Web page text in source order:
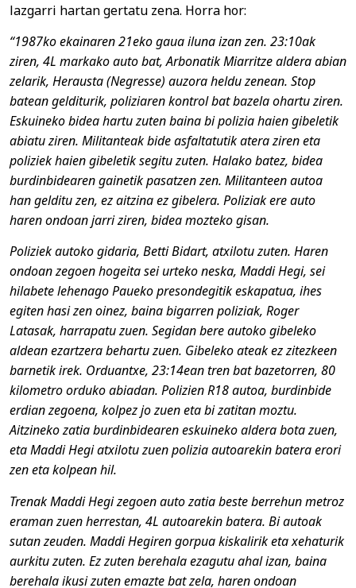
lazgarri hartan gertatu zena. Horra hor:
“1987ko ekainaren 21eko gaua iluna izan zen. 23:10ak
ziren, 4L markako auto bat, Arbonatik Miarritze aldera abian
zelarik, Herausta (Negresse) auzora heldu zenean. Stop
batean gelditurik, poliziaren kontrol bat bazela ohartu ziren.
Eskuineko bidea hartu zuten baina bi polizia haien gibeletik
abiatu ziren. Militanteak bide asfaltatutik atera ziren eta
poliziek haien gibeletik segitu zuten. Halako batez, bidea
burdinbidearen gainetik pasatzen zen. Militanteen autoa
han gelditu zen, ez aitzina ez gibelera. Poliziak ere auto
haren ondoan jarri ziren, bidea mozteko gisan.
Poliziek autoko gidaria, Betti Bidart, atxilotu zuten. Haren
ondoan zegoen hogeita sei urteko neska, Maddi Hegi, sei
hilabete lehenago Paueko presondegitik eskapatua, ihes
egiten hasi zen oinez, baina bigarren poliziak, Roger
Latasak, harrapatu zuen. Segidan bere autoko gibeleko
aldean ezartzera behartu zuen. Gibeleko ateak ez zitezkeen
barnetik irek. Orduantxe, 23:14ean tren bat bazetorren, 80
kilometro orduko abiadan. Polizien R18 autoa, burdinbide
erdian zegoena, kolpez jo zuen eta bi zatitan moztu.
Aitzineko zatia burdinbidearen eskuineko aldera bota zuen,
eta Maddi Hegi atxilotu zuen polizia autoarekin batera erori
zen eta kolpean hil.
Trenak Maddi Hegi zegoen auto zatia beste berrehun metroz
eraman zuen herrestan, 4L autoarekin batera. Bi autoak
sutan zeuden. Maddi Hegiren gorpua kiskalirik eta xehaturik
aurkitu zuten. Ez zuten berehala ezagutu ahal izan, baina
berehala ikusi zuten emazte bat zela, haren ondoan